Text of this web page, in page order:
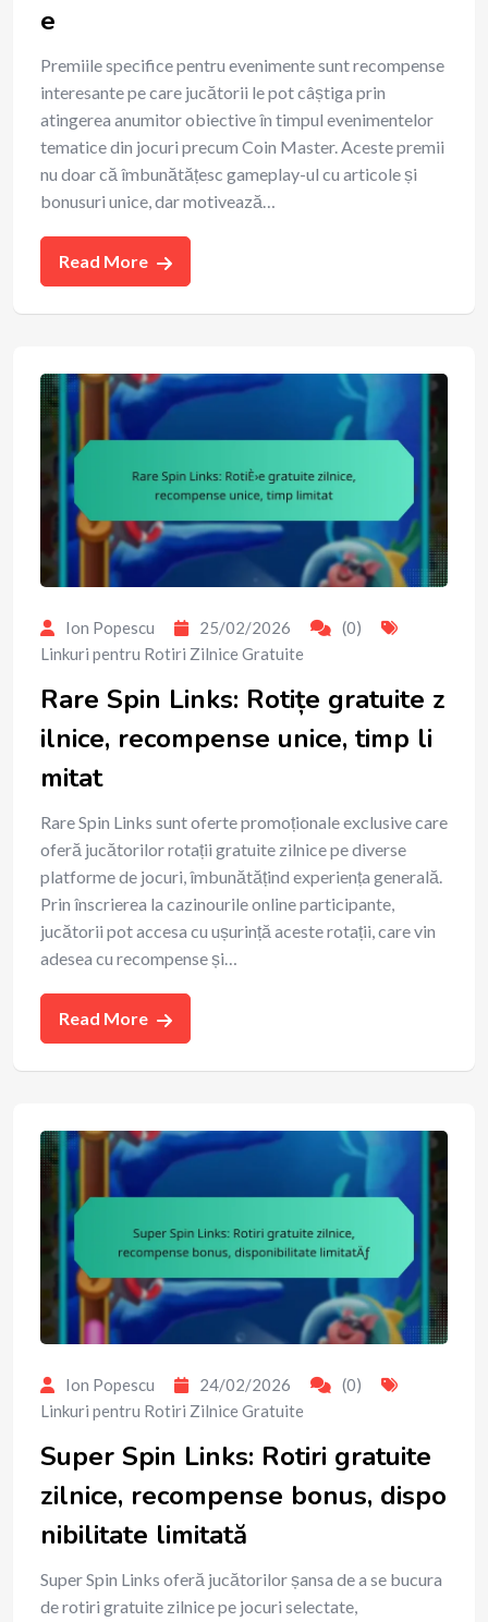
e
Premiile specifice pentru evenimente sunt recompense
interesante pe care jucătorii le pot câștiga prin
atingerea anumitor obiective în timpul evenimentelor
tematice din jocuri precum Coin Master. Aceste premii
nu doar că îmbunătățesc gameplay-ul cu articole și
bonusuri unice, dar motivează…
Read More
Ion Popescu 25/02/2026
(0)
Linkuri pentru Rotiri Zilnice Gratuite
Rare Spin Links: Rotițe gratuite z
ilnice, recompense unice, timp li
mitat
Rare Spin Links sunt oferte promoționale exclusive care
oferă jucătorilor rotații gratuite zilnice pe diverse
platforme de jocuri, îmbunătățind experiența generală.
Prin înscrierea la cazinourile online participante,
jucătorii pot accesa cu ușurință aceste rotații, care vin
adesea cu recompense și…
Read More
Ion Popescu 24/02/2026
(0)
Linkuri pentru Rotiri Zilnice Gratuite
Super Spin Links: Rotiri gratuite
zilnice, recompense bonus, dispo
nibilitate limitată
Super Spin Links oferă jucătorilor șansa de a se bucura
de rotiri gratuite zilnice pe jocuri selectate,